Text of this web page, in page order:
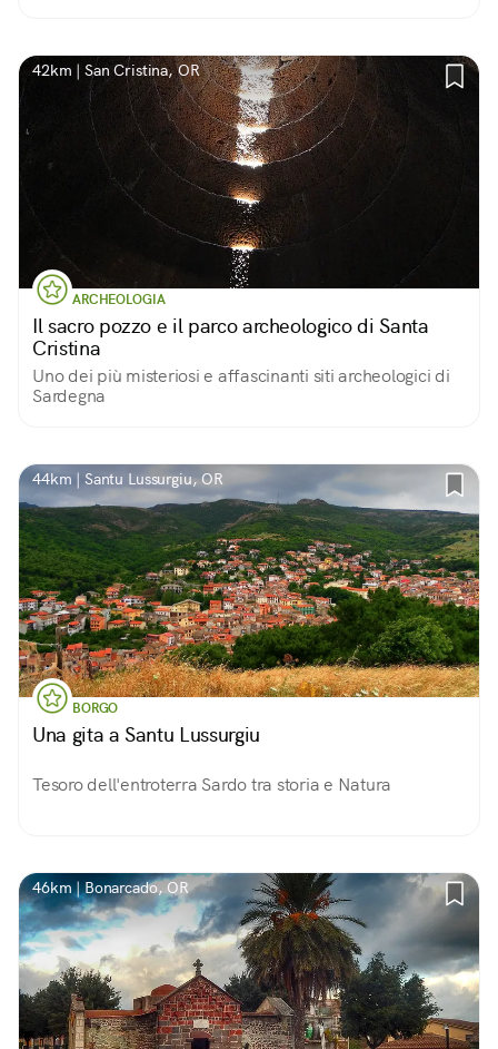
42km | San Cristina, OR
ARCHEOLOGIA
Il sacro pozzo e il parco archeologico di Santa
Cristina
Uno dei più misteriosi e affascinanti siti archeologici di
Sardegna
44km | Santu Lussurgiu, OR
BORGO
Una gita a Santu Lussurgiu
Tesoro dell'entroterra Sardo tra storia e Natura
46km | Bonarcado, OR